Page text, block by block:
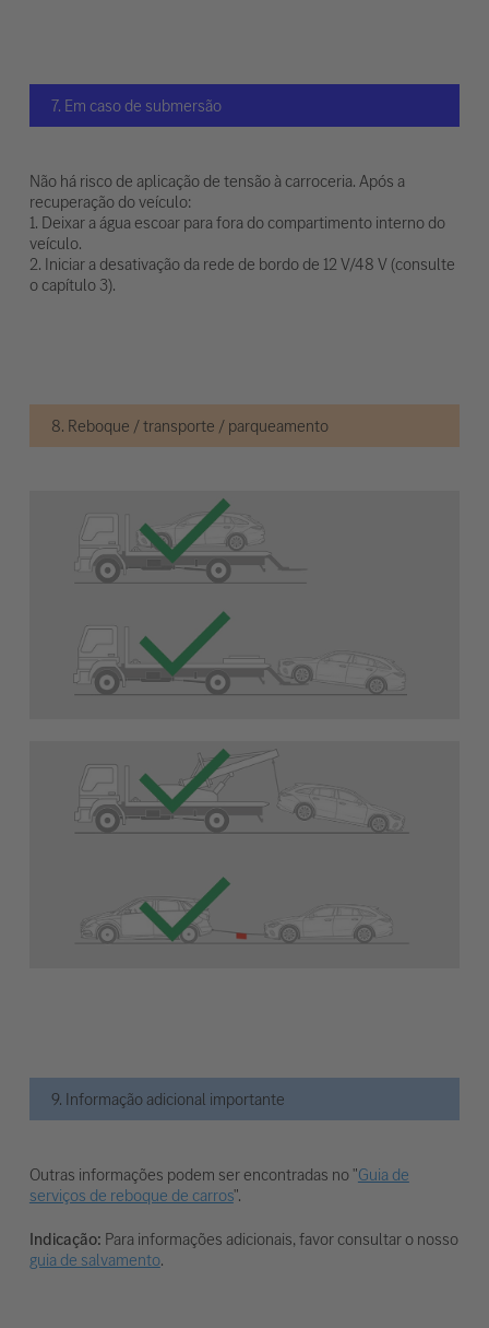
7. Em caso de submersão
Não há risco de aplicação de tensão à carroceria. Após a
recuperação do veículo:
1. Deixar a água escoar para fora do compartimento interno do
veículo.
2. Iniciar a desativação da rede de bordo de 12 V/48 V (consulte
o capítulo 3).
8. Reboque / transporte / parqueamento
9. Informação adicional importante
Outras informações podem ser encontradas no "Guia de
serviços de reboque de carros".
Indicação: Para informações adicionais, favor consultar o nosso
guia de salvamento.